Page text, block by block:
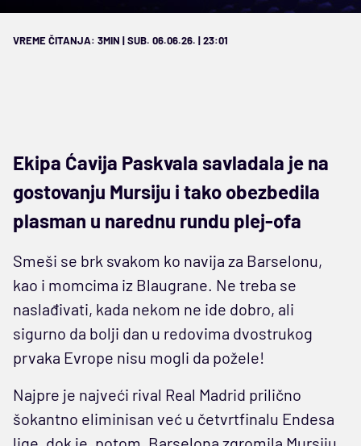
VREME ČITANJA: 3MIN | SUB. 06.06.26. | 23:01
Ekipa Ćavija Paskvala savladala je na
gostovanju Mursiju i tako obezbedila
plasman u narednu rundu plej-ofa
Smeši se brk svakom ko navija za Barselonu,
kao i momcima iz Blaugrane. Ne treba se
naslađivati, kada nekom ne ide dobro, ali
sigurno da bolji dan u redovima dvostrukog
prvaka Evrope nisu mogli da požele!
Najpre je najveći rival Real Madrid prilično
šokantno eliminisan već u četvrtfinalu Endesa